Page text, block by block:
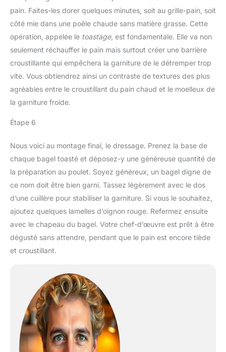
pain. Faites-les dorer quelques minutes, soit au grille-pain, soit
côté mie dans une poêle chaude sans matière grasse. Cette
opération, appelée le toastage, est fondamentale. Elle va non
seulement réchauffer le pain mais surtout créer une barrière
croustillante qui empêchera la garniture de le détremper trop
vite. Vous obtiendrez ainsi un contraste de textures des plus
agréables entre le croustillant du pain chaud et le moelleux de
la garniture froide.
Étape 6
Nous voici au montage final, le dressage. Prenez la base de
chaque bagel toasté et déposez-y une généreuse quantité de
la préparation au poulet. Soyez généreux, un bagel digne de
ce nom doit être bien garni. Tassez légèrement avec le dos
d’une cuillère pour stabiliser la garniture. Si vous le souhaitez,
ajoutez quelques lamelles d’oignon rouge. Refermez ensuite
avec le chapeau du bagel. Votre chef-d’œuvre est prêt à être
dégusté sans attendre, pendant que le pain est encore tiède
et croustillant.